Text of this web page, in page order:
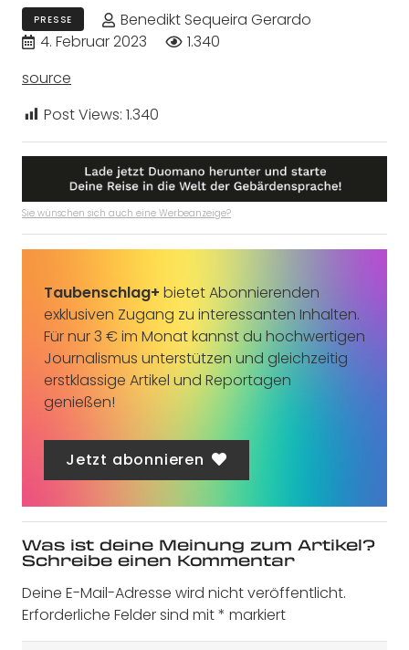
PRESSE
Benedikt Sequeira Gerardo
4. Februar 2023
1.340
source
Post Views: 1.340
Sie wünschen sich auch eine Werbeanzeige?
Taubenschlag+ bietet Abonnierenden
exklusiven Zugang zu interessanten Inhalten.
Für nur 3 € im Monat kannst du hochwertigen
Journalismus unterstützen und gleichzeitig
erstklassige Artikel und Reportagen
genießen!
Jetzt abonnieren
Was ist deine Meinung zum Artikel?
Schreibe einen Kommentar
Deine E-Mail-Adresse wird nicht veröffentlicht.
Erforderliche Felder sind mit* markiert